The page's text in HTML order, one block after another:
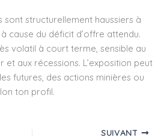
sont structurellement haussiers à
cause du déficit d’offre attendu.
volatil à court terme, sensible au
et aux récessions. L’exposition peut
futures, des actions minières ou
ton profil.
SUIVANT